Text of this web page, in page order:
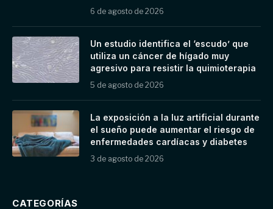
6 de agosto de 2026
Un estudio identifica el ‘escudo’ que
utiliza un cáncer de hígado muy
agresivo para resistir la quimioterapia
5 de agosto de 2026
La exposición a la luz artificial durante
el sueño puede aumentar el riesgo de
enfermedades cardíacas y diabetes
3 de agosto de 2026
CATEGORÍAS